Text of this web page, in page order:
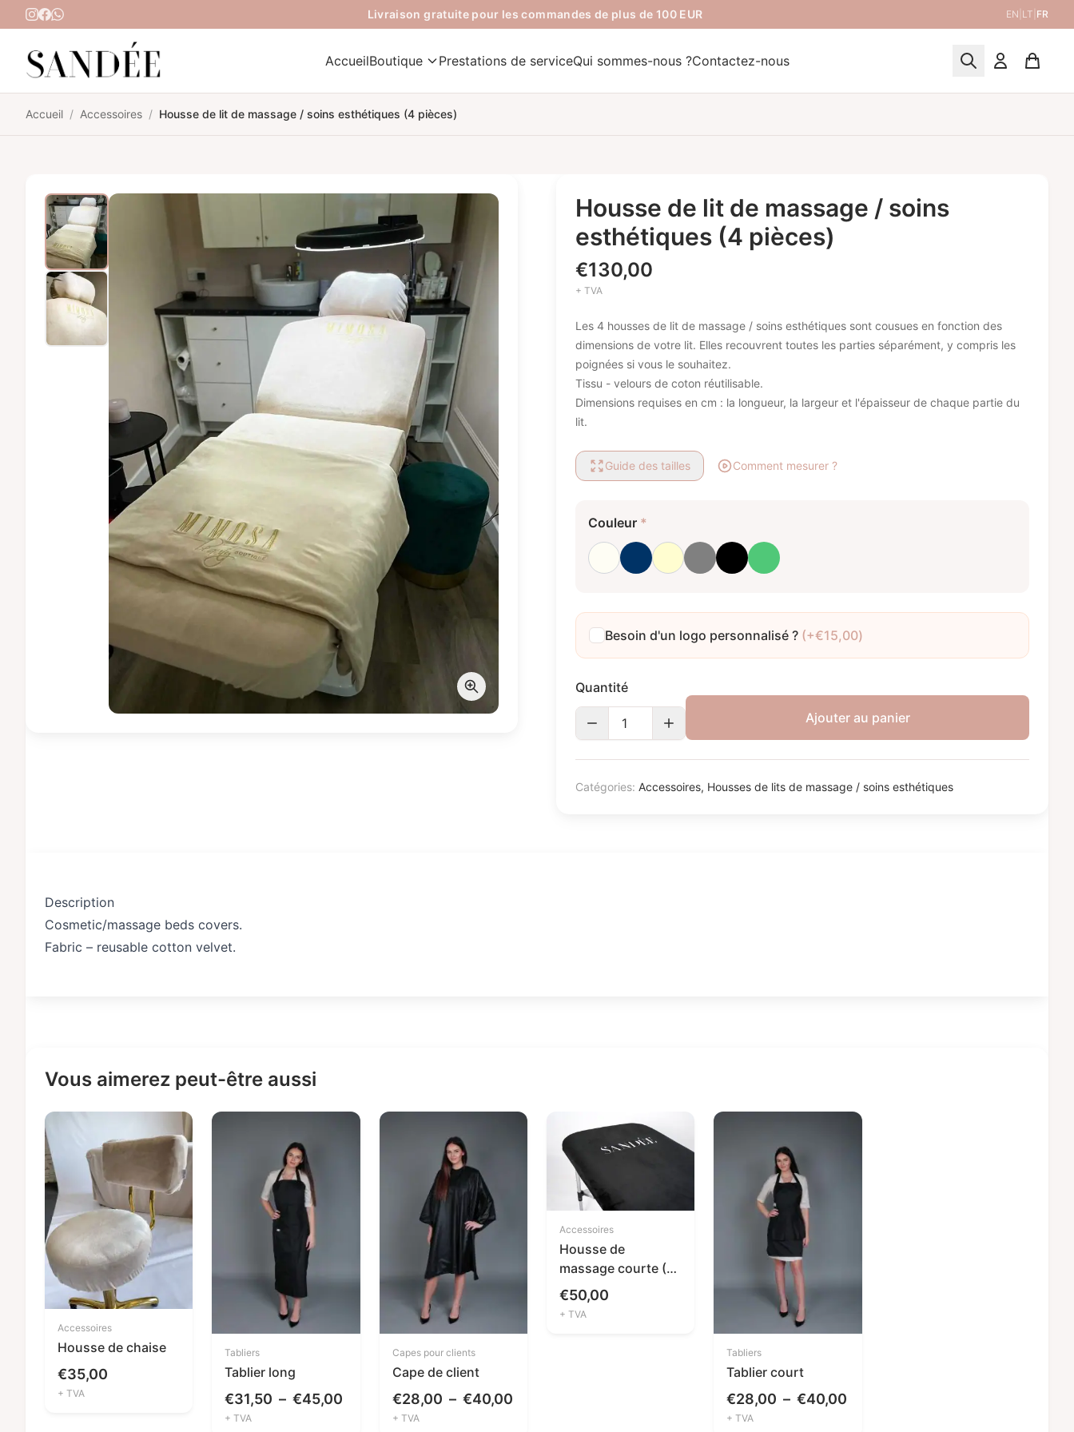
Aller au contenu Livraison gratuite pour les commandes de plus de 100 EUR EN LT FR
AccueilBoutique Prestations de serviceQui sommes-nous ?Contactez-nous
Accueil / Accessoires / Housse de lit de massage / soins esthétiques (4 pièces)
Housse de lit de massage / soins
esthétiques (4 pièces)
€130,00
+ TVA
Les 4 housses de lit de massage / soins esthétiques sont cousues en fonction des
dimensions de votre lit. Elles recouvrent toutes les parties séparément, y compris les
poignées si vous le souhaitez.
Tissu - velours de coton réutilisable.
Dimensions requises en cm : la longueur, la largeur et l'épaisseur de chaque partie du
lit.
Guide des tailles Comment mesurer ?
Couleur *
Blanc laiteux
Bleu foncé
Crème Gris Noir Vert émeraude
Besoin d'un logo personnalisé ? (+€15,00)
Quantité
Ajouter au panier
Catégories: Accessoires, Housses de lits de massage / soins esthétiques
Description
Cosmetic/massage beds covers.
Fabric – reusable cotton velvet.
Vous aimerez peut-être aussi
Accessoires
Housse de chaise
€35,00
+ TVA
Tabliers
Tablier long
€31,50 – €45,00
+ TVA
Capes pour clients
Cape de client
€28,00 – €40,00Plage
+ TVA
Accessoires
Housse de
massage courte (1
pièce)
€50,00
+ TVA
Tabliers
Tablier court
€28,00 – €40,00
+ TVA